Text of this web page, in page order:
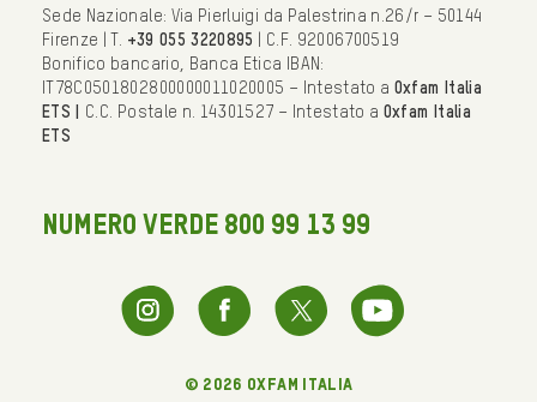
Sede Nazionale: Via Pierluigi da Palestrina n.26/r – 50144
Firenze | T.
+39 055 3220895
| C.F. 92006700519
Bonifico bancario, Banca Etica IBAN:
IT78C0501802800000011020005 – Intestato a Oxfam Italia
ETS | C.C. Postale n. 14301527 – Intestato a Oxfam Italia
ETS
NUMERO VERDE 800 99 13 99
© 2026 oxfam italia